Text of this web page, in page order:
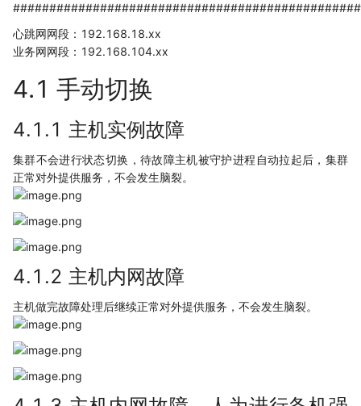
心跳网网段：192.168.18.xx
业务网网段：192.168.104.xx
4.1 手动切换
4.1.1 主机实例故障
集群不会进行状态切换，待故障主机被守护进程自动拉起后，集群
正常对外提供服务，不会发生脑裂。
4.1.2 主机内网故障
主机做完故障处理后继续正常对外提供服务，不会发生脑裂。